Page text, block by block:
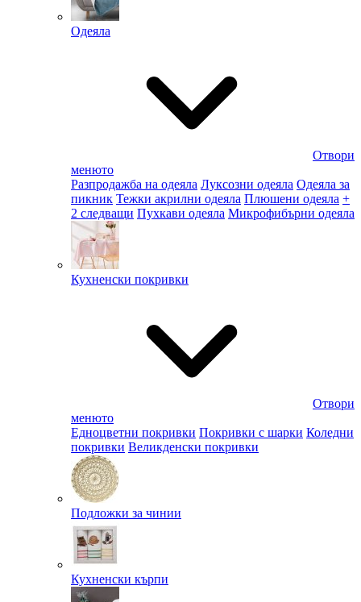
Одеяла
Отвори
менюто
Разпродажба на одеяла Луксозни одеяла Одеяла за
пикник Тежки акрилни одеяла Плюшени одеяла +
2 следващи Пухкави одеяла Микрофибърни одеяла
Кухненски покривки
Отвори
менюто
Едноцветни покривки Покривки с шарки Коледни
покривки Великденски покривки
Подложки за чинии
Кухненски кърпи